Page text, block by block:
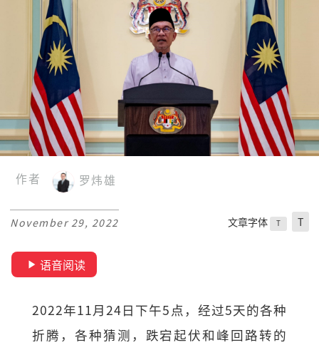
作者 罗炜雄
November 29, 2022 文章字体 T T
语音阅读
2022年11月24日下午5点，经过5天的各种
折腾，各种猜测，跌宕起伏和峰回路转的